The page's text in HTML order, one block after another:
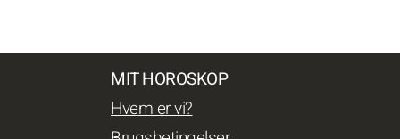
MIT HOROSKOP
Hvem er vi?